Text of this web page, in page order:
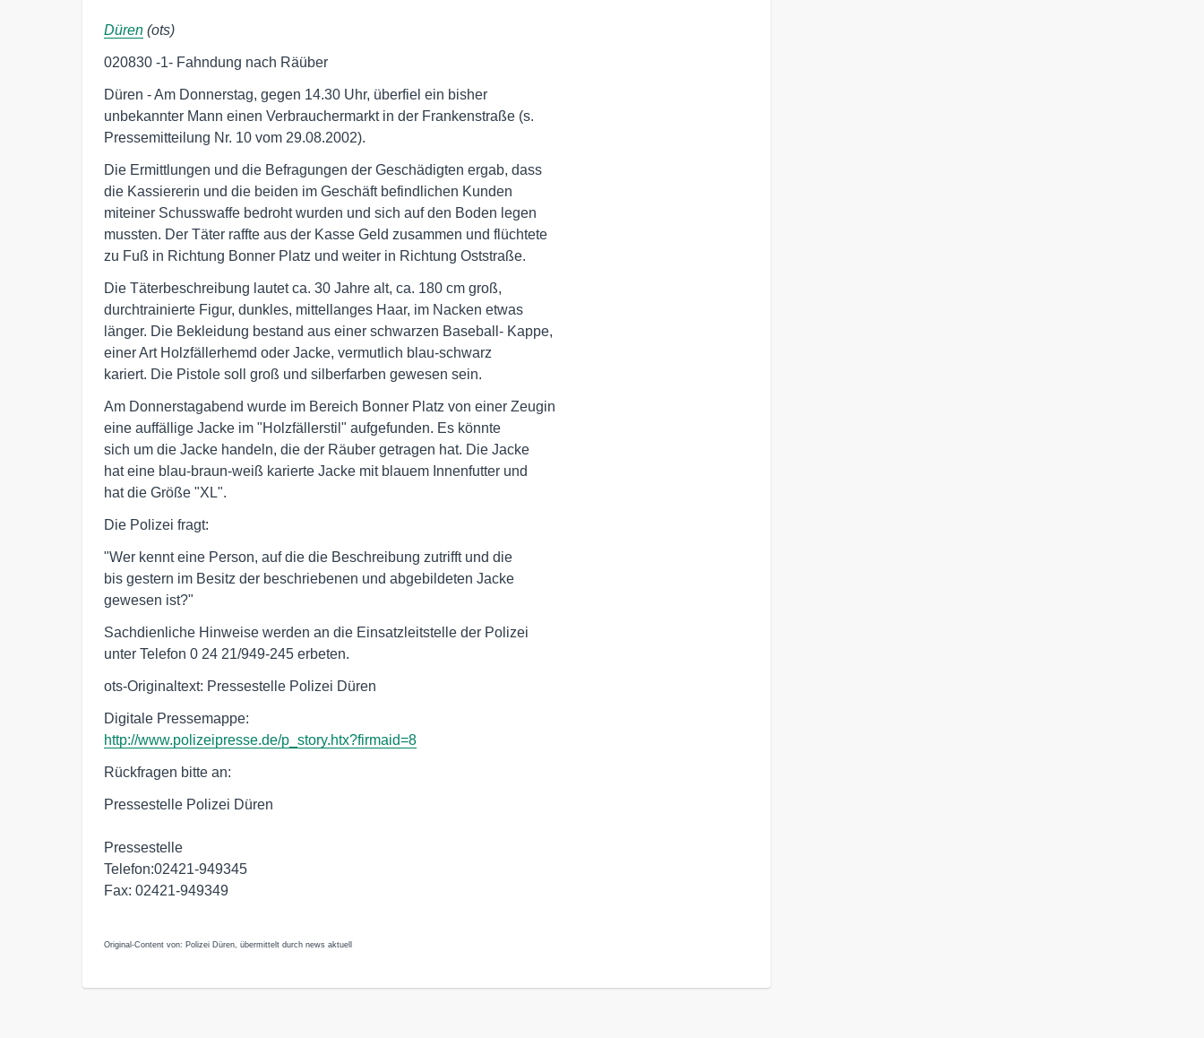
Düren (ots)
020830 -1- Fahndung nach Räüber
Düren - Am Donnerstag, gegen 14.30 Uhr, überfiel ein bisher
unbekannter Mann einen Verbrauchermarkt in der Frankenstraße (s.
Pressemitteilung Nr. 10 vom 29.08.2002).
Die Ermittlungen und die Befragungen der Geschädigten ergab, dass
die Kassiererin und die beiden im Geschäft befindlichen Kunden
miteiner Schusswaffe bedroht wurden und sich auf den Boden legen
mussten. Der Täter raffte aus der Kasse Geld zusammen und flüchtete
zu Fuß in Richtung Bonner Platz und weiter in Richtung Oststraße.
Die Täterbeschreibung lautet ca. 30 Jahre alt, ca. 180 cm groß,
durchtrainierte Figur, dunkles, mittellanges Haar, im Nacken etwas
länger. Die Bekleidung bestand aus einer schwarzen Baseball- Kappe,
einer Art Holzfällerhemd oder Jacke, vermutlich blau-schwarz
kariert. Die Pistole soll groß und silberfarben gewesen sein.
Am Donnerstagabend wurde im Bereich Bonner Platz von einer Zeugin
eine auffällige Jacke im "Holzfällerstil" aufgefunden. Es könnte
sich um die Jacke handeln, die der Räuber getragen hat. Die Jacke
hat eine blau-braun-weiß karierte Jacke mit blauem Innenfutter und
hat die Größe "XL".
Die Polizei fragt:
"Wer kennt eine Person, auf die die Beschreibung zutrifft und die
bis gestern im Besitz der beschriebenen und abgebildeten Jacke
gewesen ist?"
Sachdienliche Hinweise werden an die Einsatzleitstelle der Polizei
unter Telefon 0 24 21/949-245 erbeten.
ots-Originaltext: Pressestelle Polizei Düren
http://www.polizeipresse.de/p_story.htx?firmaid=8
Rückfragen bitte an:
Pressestelle Polizei Düren
Pressestelle
Telefon:02421-949345
Fax: 02421-949349
Original-Content von: Polizei Düren, übermittelt durch news aktuell